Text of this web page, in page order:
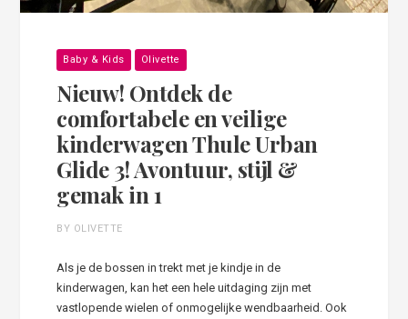
Baby & Kids Olivette
Nieuw! Ontdek de
comfortabele en veilige
kinderwagen Thule Urban
Glide 3! Avontuur, stijl &
gemak in 1
BY OLIVETTE
Als je de bossen in trekt met je kindje in de
kinderwagen, kan het een hele uitdaging zijn met
vastlopende wielen of onmogelijke wendbaarheid. Ook